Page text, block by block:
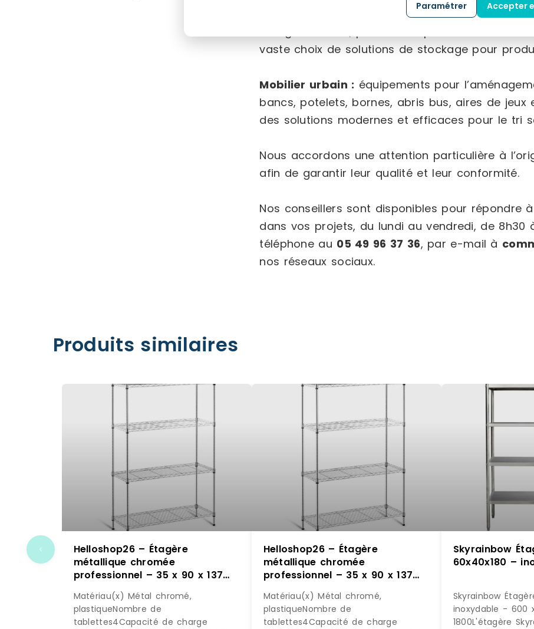
chariots et diables de
charges lourdes, protections pour la sécurité
vaste choix de solutions de stockage pour
Mobilier urbain : équipements pour
bancs, potelets, bornes, abris bus, aires de
des solutions modernes et efficaces pour le tri
Nous accordons une attention particulière à
afin de garantir leur qualité et leur conformité.
Nos conseillers sont disponibles pour répondre
dans vos projets, du lundi au vendredi, de 8h30
téléphone au 05 49 96 37 36, par e-mail à
nos réseaux sociaux.
Produits similaires
Helloshop26 – Étagère
métallique chromée
professionnel – 35 x 90 x 137
cm – 120 kg 14_0001534 –
métal 3000187158980
Matériau(x) Métal chromé,
plastiqueNombre de
tablettes4Capacité de charge
Helloshop26 – Étagère
métallique chromée
professionnel – 35 x 90 x 137
cm – 120 kg 14_0001534 –
métal 3000187158980
Matériau(x) Métal chromé,
plastiqueNombre de
tablettes4Capacité de charge
Skyrainbow
60x40x180 –
Skyrainbow
inoxydable - 600
1800L'étagère
Paramétrer Accepter